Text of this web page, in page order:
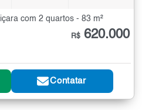
com 2 quartos - 83 m²
R$ 620.000
Contatar